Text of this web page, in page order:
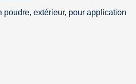
poudre, extérieur, pour application